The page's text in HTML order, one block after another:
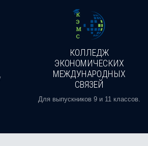
КОЛЛЕДЖ
ЭКОНОМИЧЕСКИХ
МЕЖДУНАРОДНЫХ
СВЯЗЕЙ
Для выпускников 9 и 11 классов.